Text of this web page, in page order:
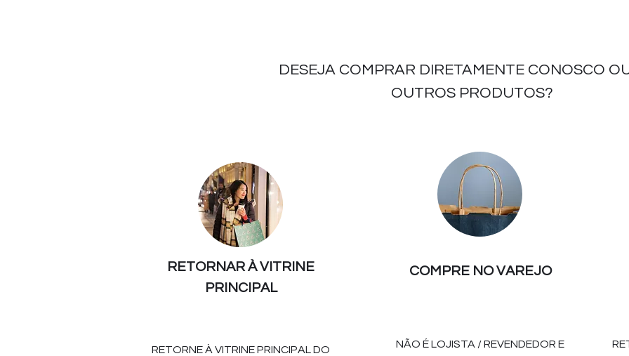
DESEJA COMPRAR DIRETAMENTE CONOSCO
OUTROS PRODUTOS?
RETORNAR À VITRINE
PRINCIPAL
RETORNE À VITRINE PRINCIPAL DO
COMPRE NO VAREJO
NÃO É LOJISTA / REVENDEDOR E